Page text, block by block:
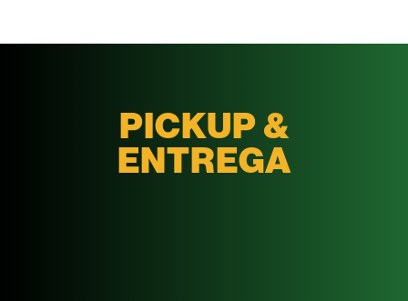
PICKUP &
ENTREGA